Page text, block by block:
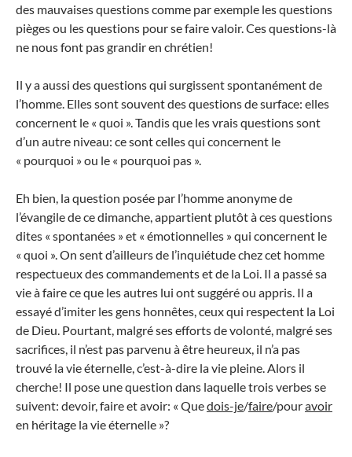
des mauvaises questions comme par exemple les questions
pièges ou les questions pour se faire valoir. Ces questions-là
ne nous font pas grandir en chrétien!
Il y a aussi des questions qui surgissent spontanément de
l’homme. Elles sont souvent des questions de surface: elles
concernent le « quoi ». Tandis que les vrais questions sont
d’un autre niveau: ce sont celles qui concernent le
« pourquoi » ou le « pourquoi pas ».
Eh bien, la question posée par l’homme anonyme de
l’évangile de ce dimanche, appartient plutôt à ces questions
dites « spontanées » et « émotionnelles » qui concernent le
« quoi ». On sent d’ailleurs de l’inquiétude chez cet homme
respectueux des commandements et de la Loi. Il a passé sa
vie à faire ce que les autres lui ont suggéré ou appris. Il a
essayé d’imiter les gens honnêtes, ceux qui respectent la Loi
de Dieu. Pourtant, malgré ses efforts de volonté, malgré ses
sacrifices, il n’est pas parvenu à être heureux, il n’a pas
trouvé la vie éternelle, c’est-à-dire la vie pleine. Alors il
cherche! Il pose une question dans laquelle trois verbes se
suivent: devoir, faire et avoir: « Quedois-je/faire/pouravoir
en héritage la vie éternelle »?